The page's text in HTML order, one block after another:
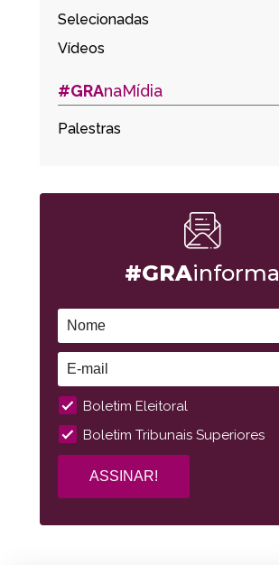
Selecionadas
Vídeos
#GRAnaMídia
Palestras
#GRAinforma
Boletim Eleitoral
Boletim Tribunais Superiores